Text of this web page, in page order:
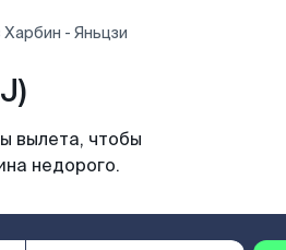
- Яньцзи
вылета, чтобы
недорого.